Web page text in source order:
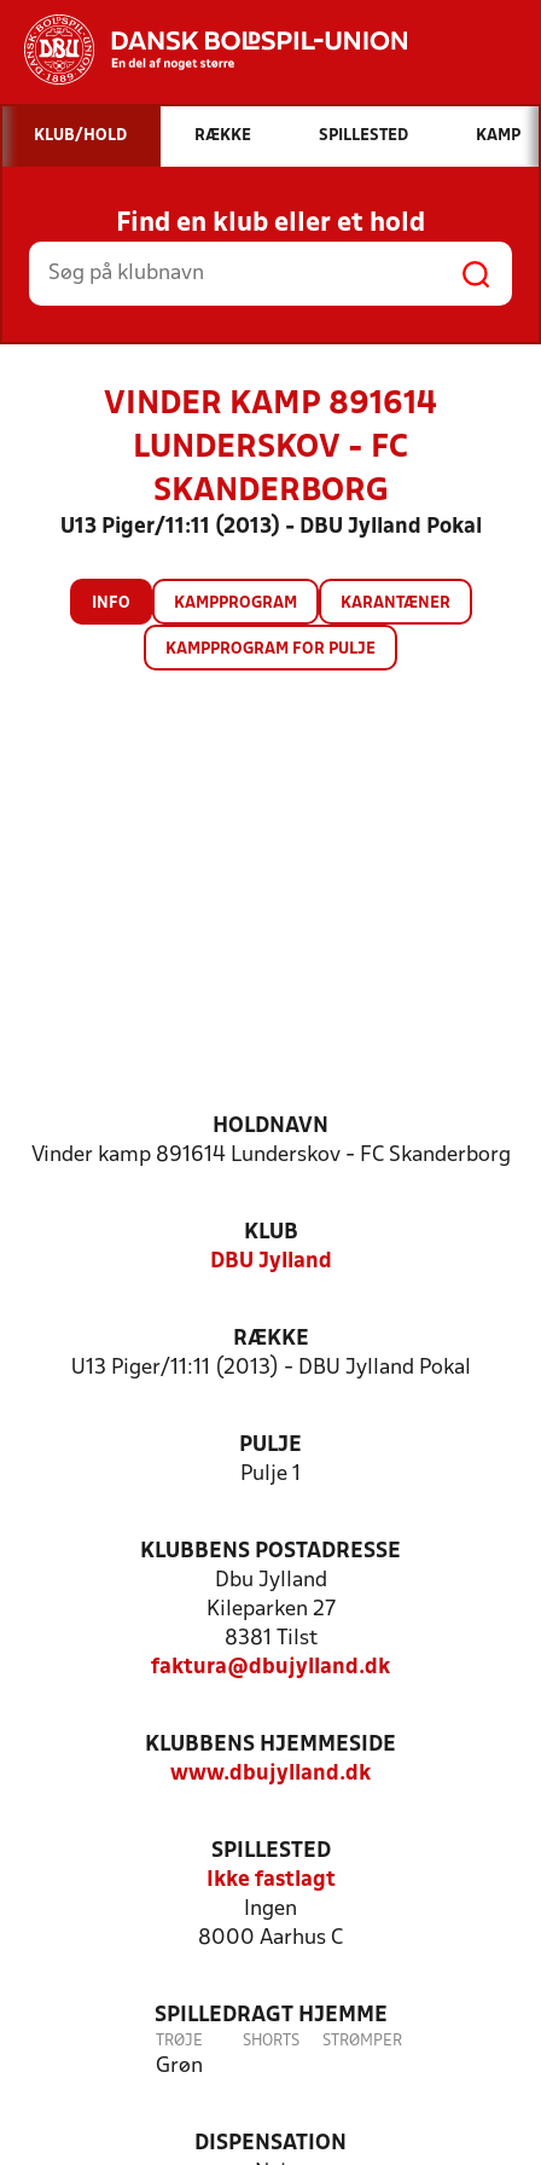
Hvad vil du søge efter?
INDHOLD OG NYHEDER
STILLINGER, RESULTATER, KLUBBER OG
HOLD
KLUB/HOLD RÆKKE SPILLESTED KAMP
Find en klub eller et hold
VINDER KAMP 891614
LUNDERSKOV - FC
SKANDERBORG
U13 Piger/11:11 (2013) - DBU Jylland Pokal
INFO KAMPPROGRAM KARANTÆNER
KAMPPROGRAM FOR PULJE
HOLDNAVN
Vinder kamp 891614 Lunderskov - FC Skanderborg
KLUB
DBU Jylland
RÆKKE
U13 Piger/11:11 (2013) - DBU Jylland Pokal
PULJE
Pulje 1
KLUBBENS POSTADRESSE
Dbu Jylland
Kileparken 27
8381 Tilst
faktura@dbujylland.dk
KLUBBENS HJEMMESIDE
www.dbujylland.dk
SPILLESTED
Ikke fastlagt
Ingen
8000 Aarhus C
SPILLEDRAGT HJEMME
TRØJE
Grøn
SHORTS STRØMPER
DISPENSATION